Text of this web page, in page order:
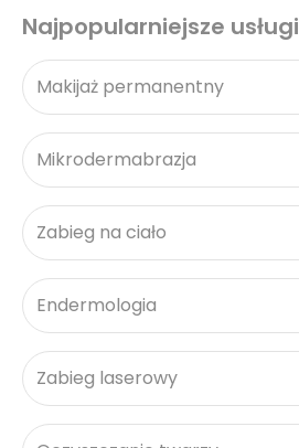
Najpopularniejsze usługi
Makijaż permanentny
Mikrodermabrazja
Zabieg na ciało
Endermologia
Zabieg laserowy